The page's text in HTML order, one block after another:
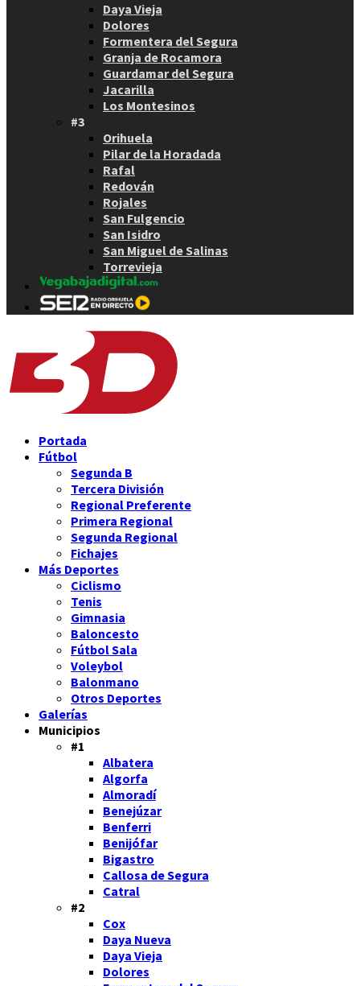
Daya Vieja
Dolores
Formentera del Segura
Granja de Rocamora
Guardamar del Segura
Jacarilla
Los Montesinos
#3
Orihuela
Pilar de la Horadada
Rafal
Redován
Rojales
San Fulgencio
San Isidro
San Miguel de Salinas
Torrevieja
Portada
Fútbol
Segunda B
Tercera División
Regional Preferente
Primera Regional
Segunda Regional
Fichajes
Más Deportes
Ciclismo
Tenis
Gimnasia
Baloncesto
Fútbol Sala
Voleybol
Balonmano
Otros Deportes
Galerías
Municipios
#1
Albatera
Algorfa
Almoradí
Benejúzar
Benferri
Benijófar
Bigastro
Callosa de Segura
Catral
#2
Cox
Daya Nueva
Daya Vieja
Dolores